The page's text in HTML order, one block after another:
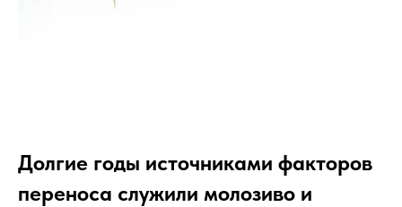
Долгие годы источниками факторов
переноса служили молозиво и